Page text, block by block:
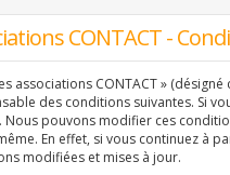
CONTACT -
associations CONTACT »
des conditions suivantes. Si
Nous pouvons modifier ces
En effet, si vous continuez à
modifiées et mises à jour.